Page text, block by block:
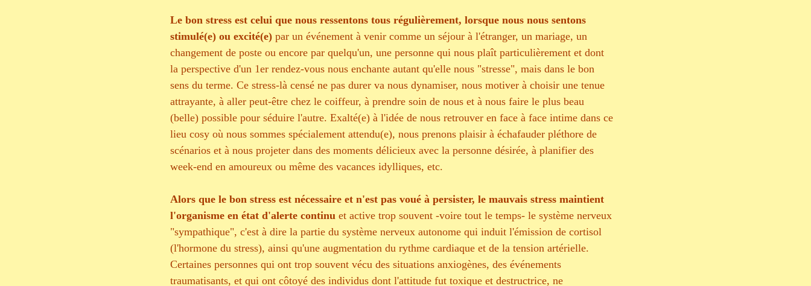
Le bon stress est celui que nous ressentons tous régulièrement, lorsque nous nous sentons
stimulé(e) ou excité(e) par un événement à venir comme un séjour à l'étranger, un mariage, un
changement de poste ou encore par quelqu'un, une personne qui nous plaît particulièrement et dont
la perspective d'un 1er rendez-vous nous enchante autant qu'elle nous "stresse", mais dans le bon
sens du terme. Ce stress-là censé ne pas durer va nous dynamiser, nous motiver à choisir une tenue
attrayante, à aller peut-être chez le coiffeur, à prendre soin de nous et à nous faire le plus beau
(belle) possible pour séduire l'autre. Exalté(e) à l'idée de nous retrouver en face à face intime dans ce
lieu cosy où nous sommes spécialement attendu(e), nous prenons plaisir à échafauder pléthore de
scénarios et à nous projeter dans des moments délicieux avec la personne désirée, à planifier des
week-end en amoureux ou même des vacances idylliques, etc.
Alors que le bon stress est nécessaire et n'est pas voué à persister, le mauvais stress maintient
l'organisme en état d'alerte continu et active trop souvent -voire tout le temps- le système nerveux
"sympathique", c'est à dire la partie du système nerveux autonome qui induit l'émission de cortisol
(l'hormone du stress), ainsi qu'une augmentation du rythme cardiaque et de la tension artérielle.
Certaines personnes qui ont trop souvent vécu des situations anxiogènes, des événements
traumatisants, et qui ont côtoyé des individus dont l'attitude fut toxique et destructrice, ne